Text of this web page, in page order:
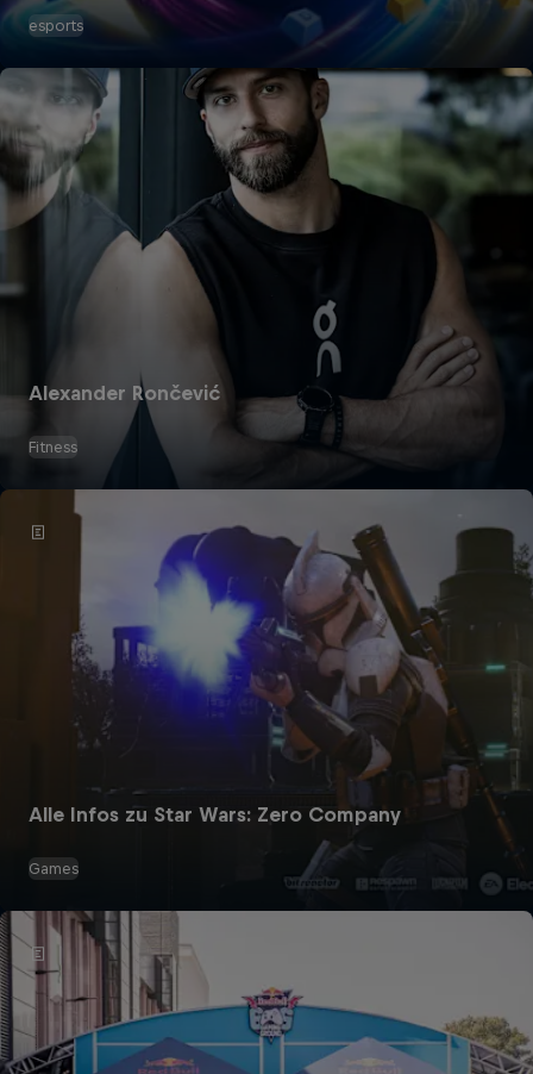
esports
Alexander Rončević
Fitness
Alle Infos zu Star Wars: Zero Company
Games